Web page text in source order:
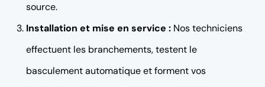
source.
Installation et mise en service : Nos techniciens
effectuent les branchements, testent le
basculement automatique et forment vos